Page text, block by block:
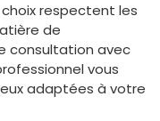
respectent les
de
consultation avec
vous
adaptées à votre